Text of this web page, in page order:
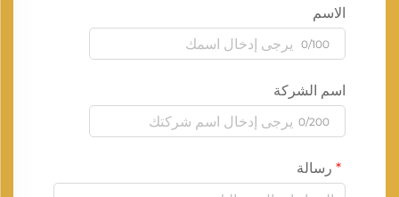
الاسم
0/100
اسم الشركة
0/200
رسالة